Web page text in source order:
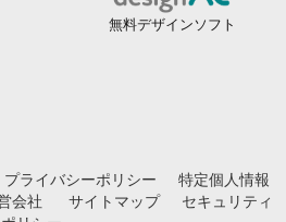
無料デザインソフト
プライバシーポリシー
特定個人情報
会社 サイトマップ
セキュリティ